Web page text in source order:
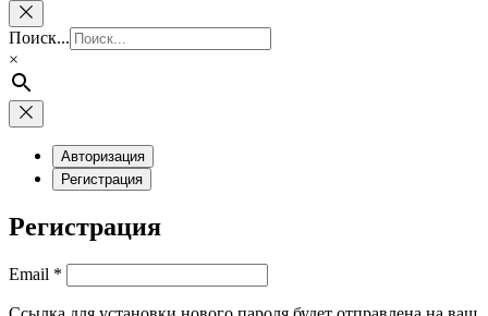
Поиск...
×
Авторизация
Регистрация
Регистрация
Email *